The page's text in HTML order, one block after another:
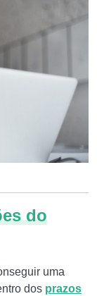
do
uma
dos prazos